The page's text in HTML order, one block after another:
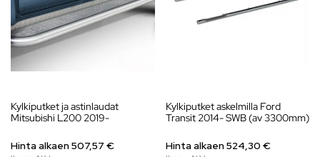
Kylkiputket ja astinlaudat
Mitsubishi L200 2019-
Hinta alkaen507,57 €
Kylkiputket askelmilla Ford
Transit 2014- SWB (av 3300mm)
Hinta alkaen 524,30 €